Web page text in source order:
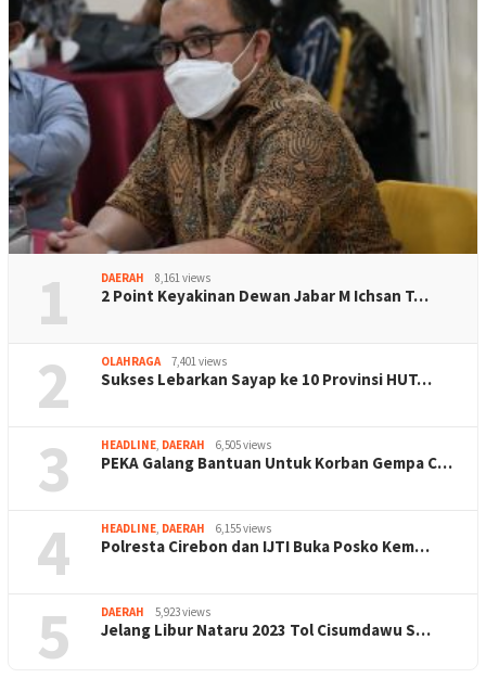
1 DAERAH 8,161 views
2 Point Keyakinan Dewan Jabar M Ichsan T…
2 OLAHRAGA 7,401 views
Sukses Lebarkan Sayap ke 10 Provinsi HUT…
3 HEADLINE, DAERAH 6,505 views
PEKA Galang Bantuan Untuk Korban Gempa C…
4 HEADLINE, DAERAH 6,155 views
Polresta Cirebon dan IJTI Buka Posko Kem…
5 DAERAH 5,923 views
Jelang Libur Nataru 2023 Tol Cisumdawu S…